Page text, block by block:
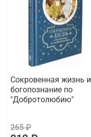
Сокровенная жизнь и
богопознание по
"Добротолюбию"
265 ₽